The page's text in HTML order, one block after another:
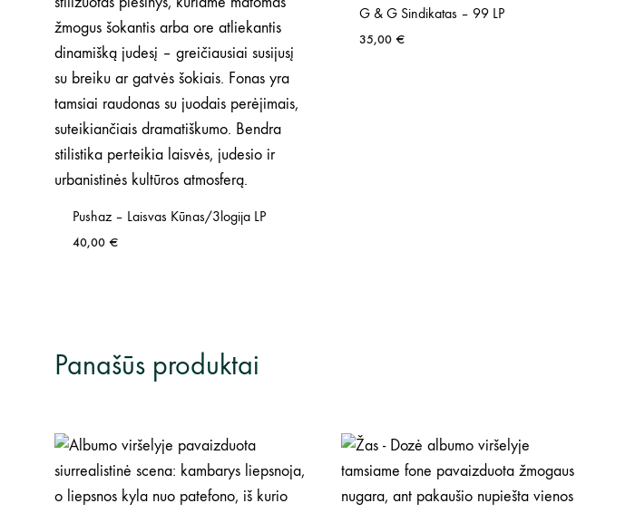
Pushaz – Laisvas Kūnas/3logija LP
40,00 €
G & G Sindikatas – 99 LP
35,00 €
Panašūs produktai